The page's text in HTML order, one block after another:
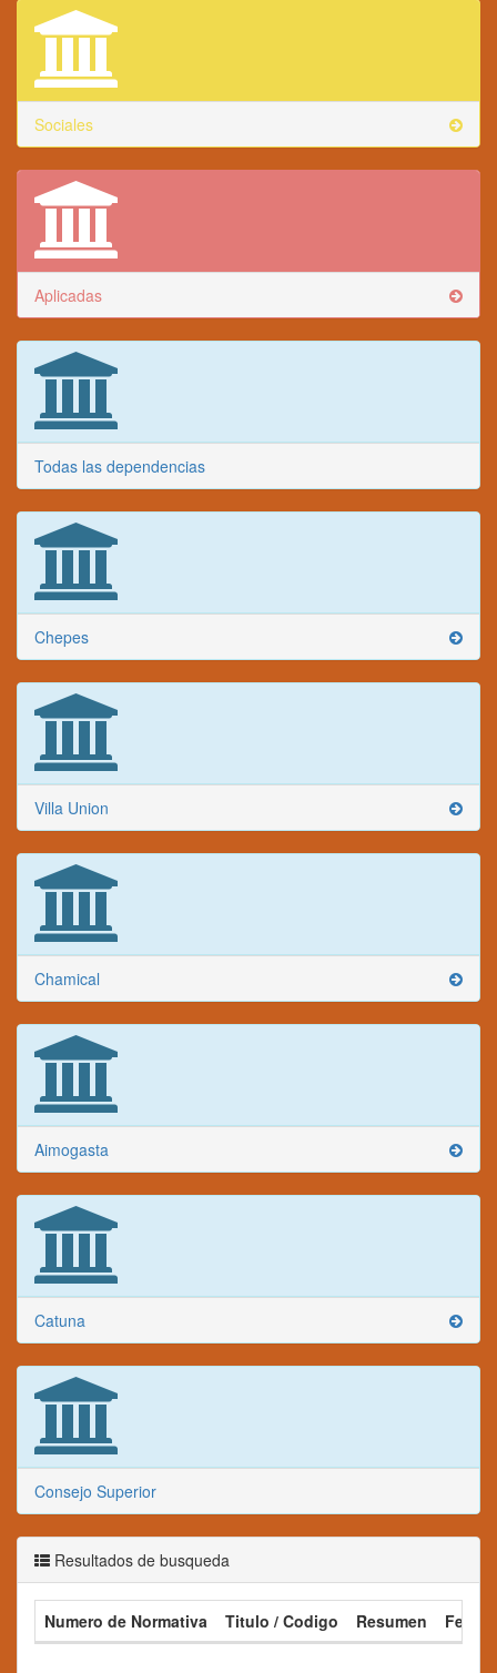
Sociales
Aplicadas
Todas las dependencias
Chepes
Villa Union
Chamical
Aimogasta
Catuna
Consejo Superior
Resultados de busqueda
Numero de Normativa Titulo / Codigo Resumen Fecha